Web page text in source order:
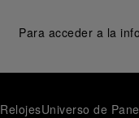
Para acceder a la
RelojesUniverso de